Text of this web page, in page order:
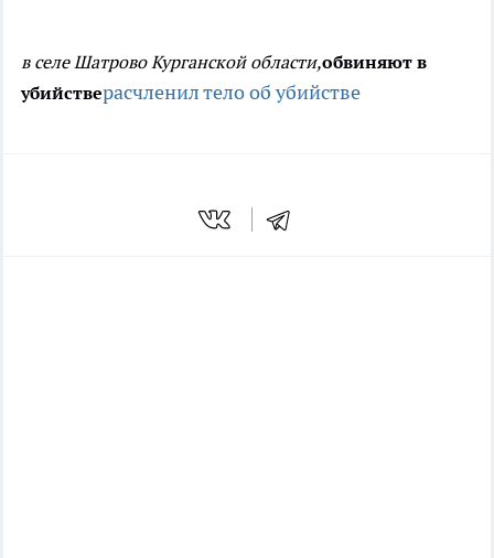
в селе Шатрово Курганской области,обвиняют в
убийстверасчленил телооб убийстве